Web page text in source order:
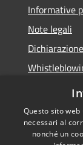
Informative
Note legali
RSS
Questo sito
necessari al
nonché un